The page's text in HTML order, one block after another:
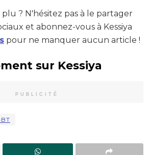
? N'hésitez pas à le partager
et abonnez-vous à Kessiya
pour ne manquer aucun article !
sur Kessiya
PUBLICITÉ